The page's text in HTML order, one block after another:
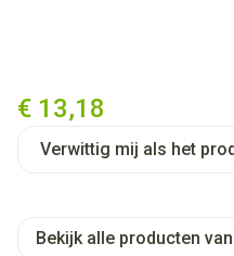
€ 13,18
Verwittig mij als het
Bekijk alle producten